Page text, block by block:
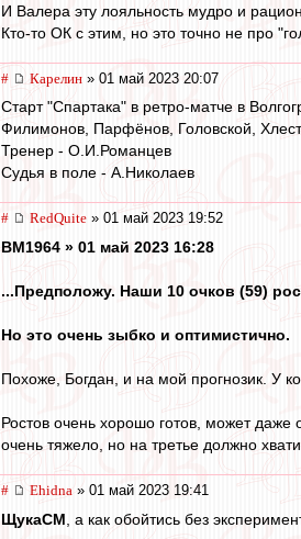
И Валера эту лояльность мудро и
Кто-то ОК с этим, но это точно не про
# Карелин » 01 май 2023 20:07
Старт "Спартака" в ретро-матче в
Филимонов, Парфёнов, Головской,
Тренер - О.И.Романцев
Судья в поле - А.Николаев
# RedQuite » 01 май 2023 19:52
BM1964 » 01 май 2023 16:28
...Предположу. Наши 10 очков (59)
Но это очень зыбко и оптимистично.
Похоже, Богдан, и на мой прогнозик. У
Ростов очень хорошо готов, может
очень тяжело, но на третье должно
# Ehidna » 01 май 2023 19:41
ЩукаСМ , а как обойтись без